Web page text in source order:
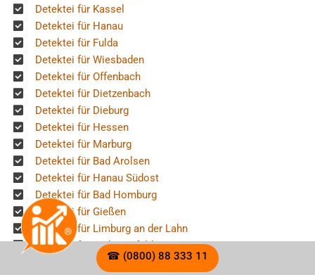
Detektei für Kassel
Detektei für Hanau
Detektei für Fulda
Detektei für Wiesbaden
Detektei für Offenbach
Detektei für Dietzenbach
Detektei für Dieburg
Detektei für Hessen
Detektei für Marburg
Detektei für Bad Arolsen
Detektei für Hanau Südost
Detektei für Bad Homburg
Detektei für Gießen
Detektei für Limburg an der Lahn
Detektei für Bad Hersfeld
Detektei für Eschwege
☎ (0800) 88 333 11